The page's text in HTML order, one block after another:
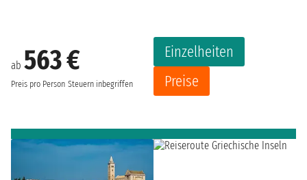
ab 563 €
Preis pro Person Steuern inbegriffen
Einzelheiten
Preise